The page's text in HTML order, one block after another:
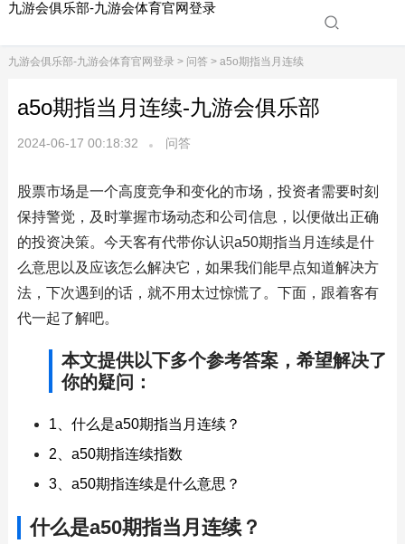
九游会俱乐部-九游会体育官网登录
九游会俱乐部-九游会体育官网登录> 问答 > a5o期指当月连续
a5o期指当月连续-九游会俱乐部
2024-06-17 00:18:32 问答
股票市场是一个高度竞争和变化的市场，投资者需要时刻
保持警觉，及时掌握市场动态和公司信息，以便做出正确
的投资决策。今天客有代带你认识a50期指当月连续是什
么意思以及应该怎么解决它，如果我们能早点知道解决方
法，下次遇到的话，就不用太过惊慌了。下面，跟着客有
代一起了解吧。
本文提供以下多个参考答案，希望解决了
你的疑问：
1、什么是a50期指当月连续？
2、a50期指连续指数
3、a50期指连续是什么意思？
什么是a50期指当月连续？